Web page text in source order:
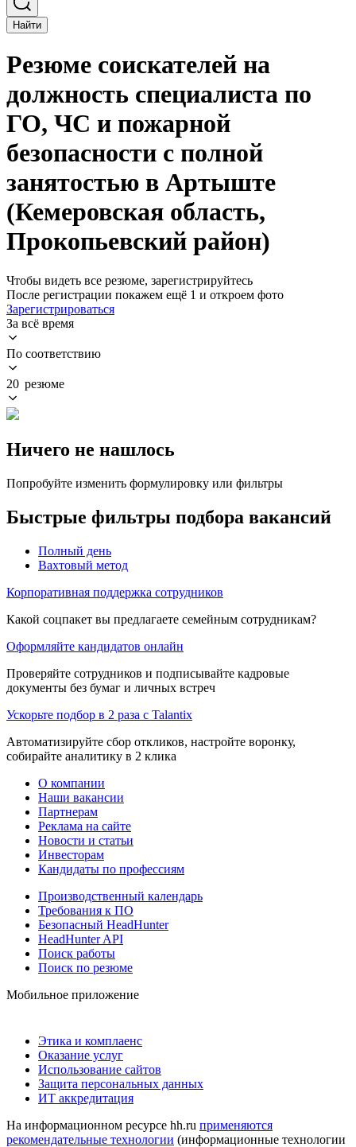
Найти
Резюме соискателей на
должность специалиста по
ГО, ЧС и пожарной
безопасности с полной
занятостью в Артыште
(Кемеровская область,
Прокопьевский район)
Чтобы видеть все резюме, зарегистрируйтесь
После регистрации покажем ещё 1 и откроем фото
Зарегистрироваться
За всё время
По соответствию
20 резюме
Ничего не нашлось
Попробуйте изменить формулировку или фильтры
Быстрые фильтры подбора вакансий
Полный день
Вахтовый метод
Корпоративная поддержка сотрудников
Какой соцпакет вы предлагаете семейным сотрудникам?
Оформляйте кандидатов онлайн
Проверяйте сотрудников и подписывайте кадровые
документы без бумаг и личных встреч
Ускорьте подбор в 2 раза с Talantix
Автоматизируйте сбор откликов, настройте воронку,
собирайте аналитику в 2 клика
О компании
Наши вакансии
Партнерам
Реклама на сайте
Новости и статьи
Инвесторам
Кандидаты по профессиям
Производственный календарь
Требования к ПО
Безопасный HeadHunter
HeadHunter API
Поиск работы
Поиск по резюме
Мобильное приложение
Этика и комплаенс
Оказание услуг
Использование сайтов
Защита персональных данных
ИТ аккредитация
На информационном ресурсе hh.ru применяются
рекомендательные технологии (информационные технологии